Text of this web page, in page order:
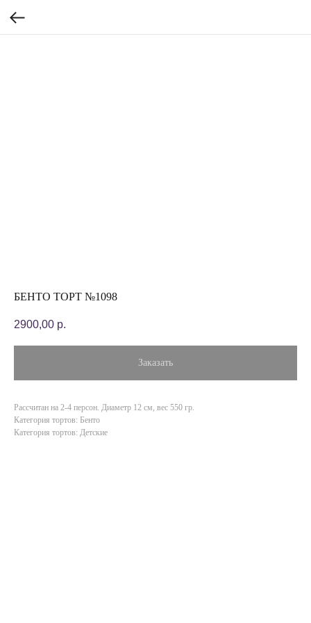
БЕНТО ТОРТ №1098
2900,00 р.
Заказать
Рассчитан на 2-4 персон. Диаметр 12 см, вес 550 гр.
Категория тортов: Бенто
Категория тортов: Детские